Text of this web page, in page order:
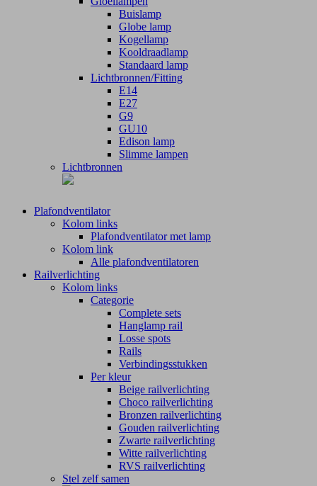
Buislamp
Globe lamp
Kogellamp
Kooldraadlamp
Standaard lamp
Lichtbronnen/Fitting
E14
E27
G9
GU10
Edison lamp
Slimme lampen
Lichtbronnen
Plafondventilator
Kolom links
Plafondventilator met lamp
Kolom link
Alle plafondventilatoren
Railverlichting
Kolom links
Categorie
Complete sets
Hanglamp rail
Losse spots
Rails
Verbindingsstukken
Per kleur
Beige railverlichting
Choco railverlichting
Bronzen railverlichting
Gouden railverlichting
Zwarte railverlichting
Witte railverlichting
RVS railverlichting
Stel zelf samen